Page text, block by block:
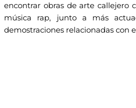
encontrar obras de arte callejero
música rap, junto a más
demostraciones relacionadas con